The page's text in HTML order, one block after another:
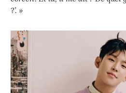
?’. »